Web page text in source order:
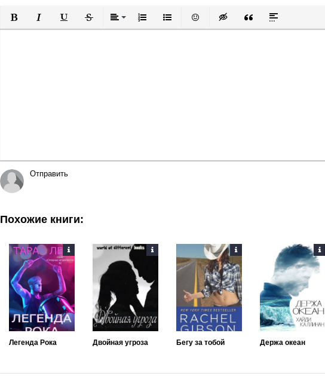
Полужирный
КурсивПодчеркнутый
ЗачеркнутыйВыравнивание
Нумерованный список
Маркированный список
Вставить смайлик
Вставка скрытого текста
Вставка цитаты
Вставка
Отправить
Похожие книги:
Легенда Рока Двойная угроза Бегу за тобой Держа океан